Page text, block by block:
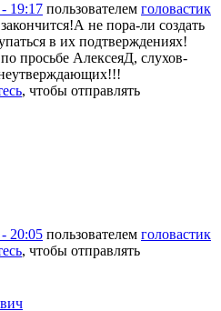
19:17 пользователем головастик
не пора-ли создать
в их подтверждениях!
просьбе АлексеяД, слухов-
, чтобы отправлять
20:05 пользователем головастик
, чтобы отправлять